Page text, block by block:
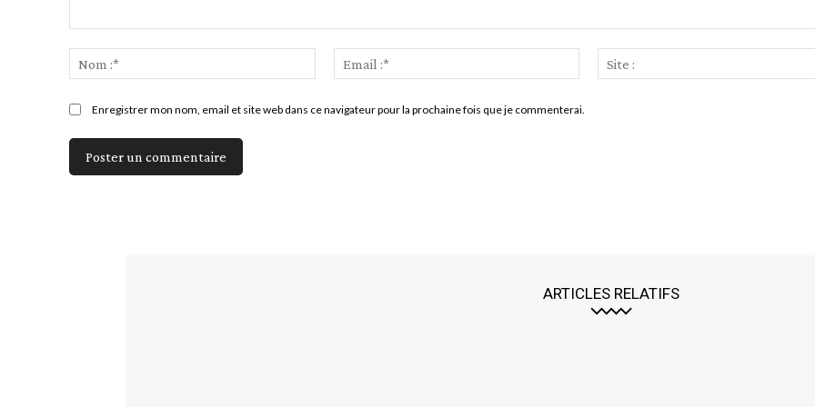
:*
:*
Enregistrer mon nom, email et site web dans ce navigateur pour la prochaine fois que je commenterai.
ARTICLES RELATIFS